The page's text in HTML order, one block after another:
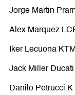
Jorge Martin
Alex Marquez
Iker Lecuona
Jack Miller
Danilo Petrucci